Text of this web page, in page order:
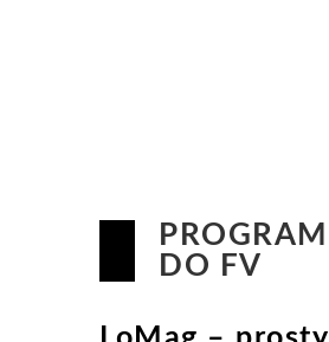
PROGRAM
DO FV